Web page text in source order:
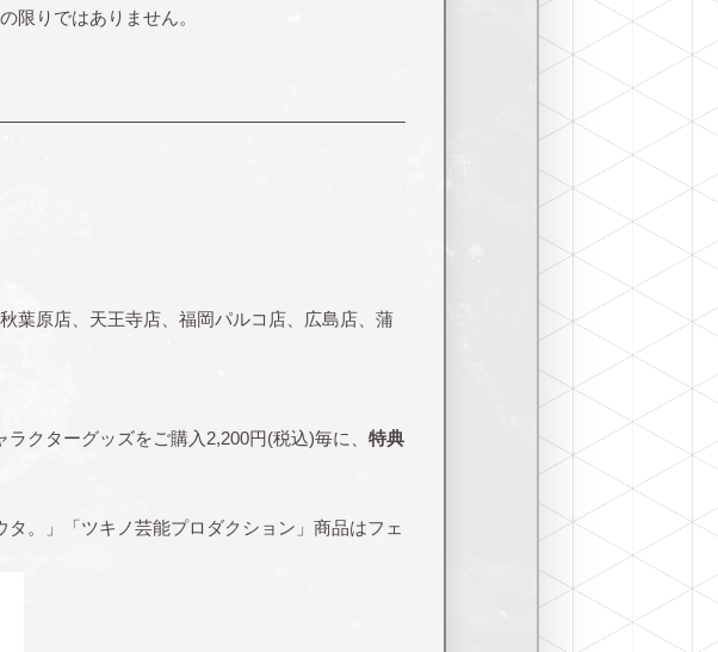
限りではありません。
葉原店、天王寺店、福岡パルコ店、広島店、蒲
クターグッズをご購入2,200円(税込)毎に、 特典
。」「ツキノ芸能プロダクション」商品はフェ